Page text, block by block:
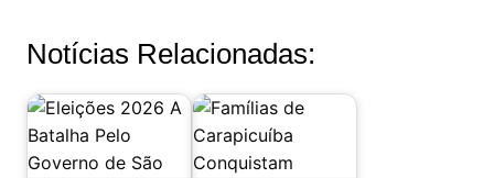
Notícias Relacionadas: